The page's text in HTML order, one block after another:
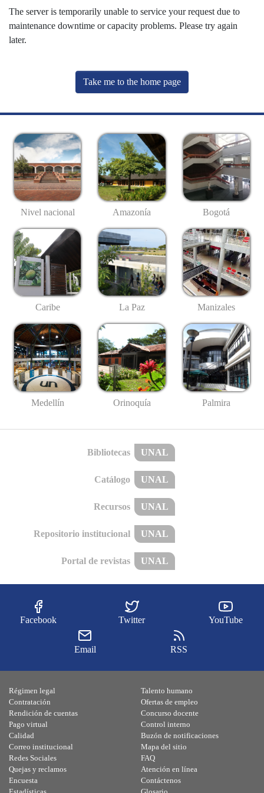
The server is temporarily unable to service your request due to
maintenance downtime or capacity problems. Please try again
later.
Take me to the home page
Nivel nacional Amazonía Bogotá
Caribe La Paz Manizales
Medellín Orinoquía Palmira
Bibliotecas UNAL
Catálogo UNAL
Recursos UNAL
Repositorio institucional UNAL
Portal de revistas UNAL
Facebook Twitter YouTube
Email RSS
Régimen legal
Contratación
Rendición de cuentas
Pago virtual
Calidad
Talento humano
Ofertas de empleo
Concurso docente
Control interno
Buzón de notificaciones
Correo institucional
Redes Sociales
Quejas y reclamos
Encuesta
Mapa del sitio
FAQ
Atención en línea
Contáctenos